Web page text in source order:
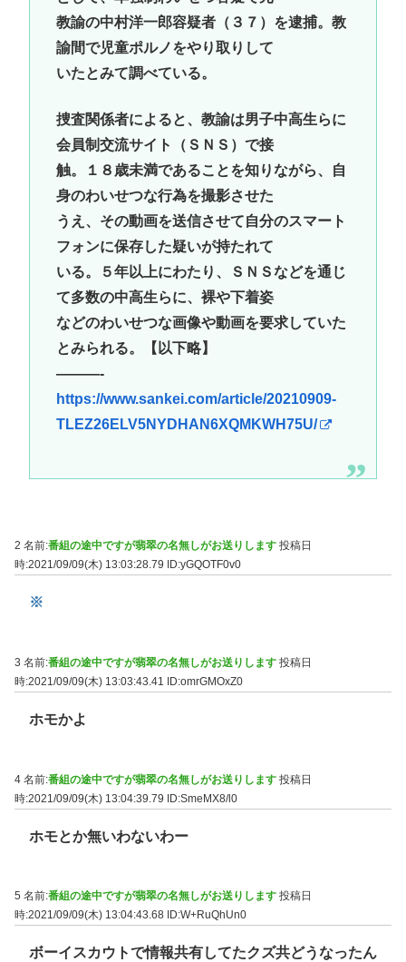
教諭の中村洋一郎容疑者（３７）を逮捕。教
諭間で児童ポルノをやり取りして
いたとみて調べている。
捜査関係者によると、教諭は男子中高生らに
会員制交流サイト（ＳＮＳ）で接
触。１８歳未満であることを知りながら、自
身のわいせつな行為を撮影させた
うえ、その動画を送信させて自分のスマート
フォンに保存した疑いが持たれて
いる。５年以上にわたり、ＳＮＳなどを通じ
て多数の中高生らに、裸や下着姿
などのわいせつな画像や動画を要求していた
とみられる。【以下略】
———-
https://www.sankei.com/article/20210909-
TLEZ26ELV5NYDHAN6XQMKWH75U/
2 名前:番組の途中ですが翡翠の名無しがお送りします 投稿日
時:2021/09/09(木) 13:03:28.79
ID:yGQOTF0v0
※
3 名前:番組の途中ですが翡翠の名無しがお送りします 投稿日
時:2021/09/09(木) 13:03:43.41
ID:omrGMOxZ0
ホモかよ
4 名前:番組の途中ですが翡翠の名無しがお送りします 投稿日
時:2021/09/09(木) 13:04:39.79 ID:SmeMX8/l0
ホモとか無いわないわー
5 名前:番組の途中ですが翡翠の名無しがお送りします 投稿日
時:2021/09/09(木) 13:04:43.68 ID:W+RuQhUn0
ボーイスカウトで情報共有してたクズ共どうなったん